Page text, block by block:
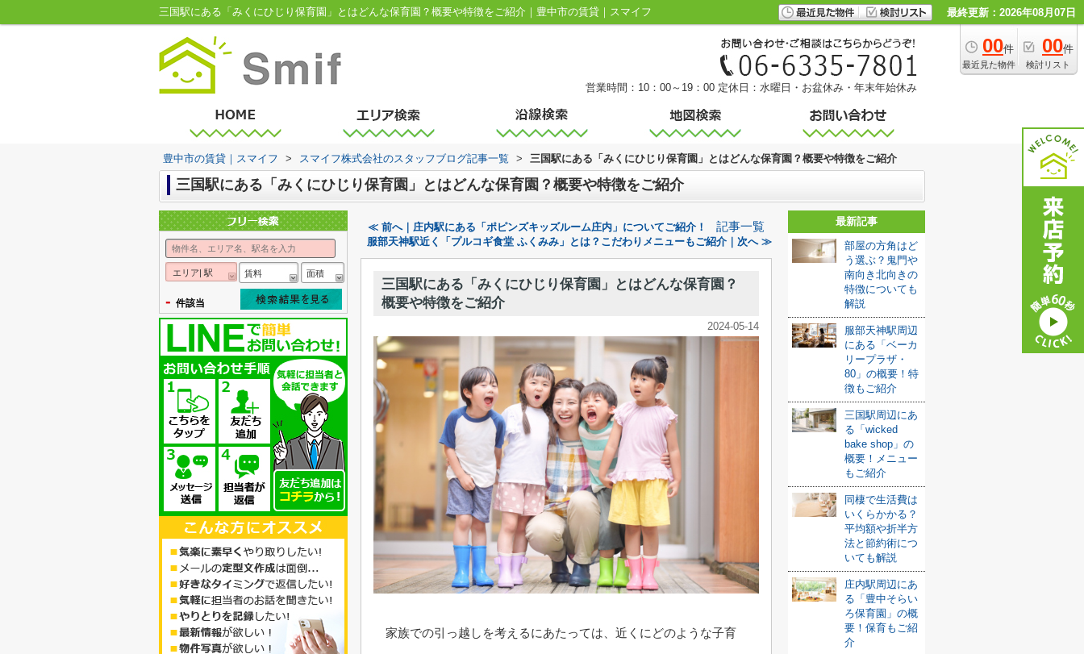
三国駅にある「みくにひじり保育園」とはどんな保育園？概要や特徴をご紹介｜豊中市の賃貸｜スマイフ 最終更新：2026年08月07日
00件
最近見た物件
00件
検討リスト
営業時間：10：00～19：00 定休日：水曜日・お盆休み・年末年始休み
豊中市の賃貸｜スマイフ > スマイフ株式会社のスタッフブログ記事一覧 > 三国駅にある「みくにひじり保育園」とはどんな保育園？概要や特徴をご紹介
三国駅にある「みくにひじり保育園」とはどんな保育園？概要や特徴をご紹介
≪ 前へ｜庄内駅にある「ポピンズキッズルーム庄内」についてご紹介！ 記事一覧
服部天神駅近く「プルコギ食堂 ふくみみ」とは？こだわりメニューもご紹介｜次へ ≫
三国駅にある「みくにひじり保育園」とはどんな保育園？
概要や特徴をご紹介
2024-05-14
家族での引っ越しを考えるにあたっては、近くにどのような子育
最新記事
部屋の方角はど
う選ぶ？鬼門や
南向き北向きの
特徴についても
解説
服部天神駅周辺
にある「ベーカ
リープラザ・
80」の概要！特
徴もご紹介
三国駅周辺にあ
る「wicked
bake shop」の
概要！メニュー
もご紹介
同棲で生活費は
いくらかかる？
平均額や折半方
法と節約術につ
いても解説
庄内駅周辺にあ
る「豊中そらい
ろ保育園」の概
要！保育もご紹
介
エリア| 駅 賃料 面積
- 件該当